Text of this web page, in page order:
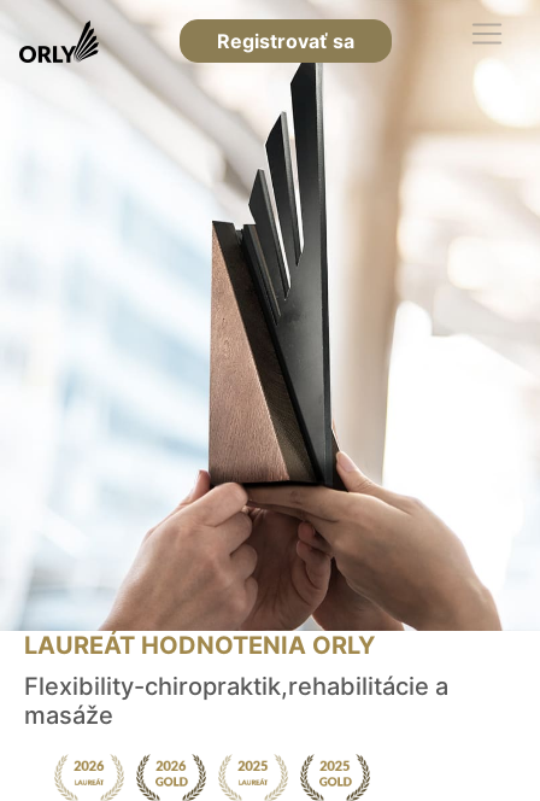
Registrovať sa
LAUREÁT HODNOTENIA ORLY
Flexibility-chiropraktik,rehabilitácie a
masáže